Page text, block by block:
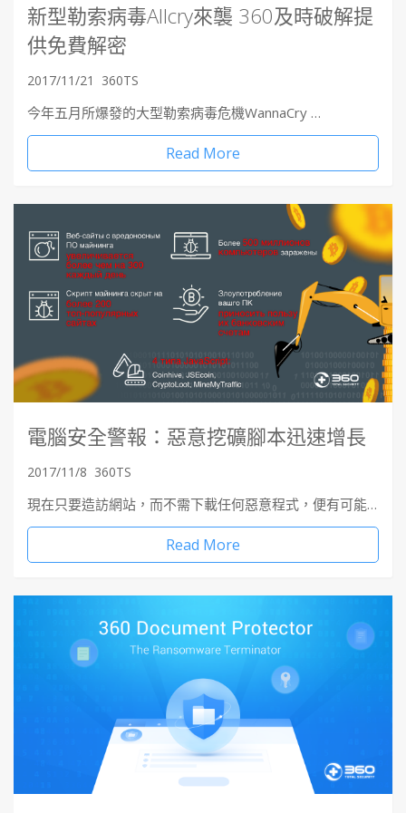
新型勒索病毒Allcry來襲 360及時破解提
供免費解密
2017/11/21 360TS
今年五月所爆發的大型勒索病毒危機WannaCry …
Read More
電腦安全警報：惡意挖礦腳本迅速增長
2017/11/8 360TS
現在只要造訪網站，而不需下載任何惡意程式，便有可能…
Read More